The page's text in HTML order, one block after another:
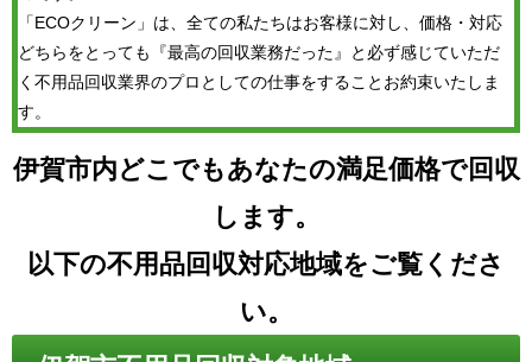
「ECOクリーン」は、全ての私たちはお客様に対し、価格・対応
どちらをとっても『最高の回収業務だった』と必ず感じていただ
く不用品回収業界のプロとしての仕事をすることお約束いたしま
す。
伊賀市内どこでもあなたの満足価格で回収
します。
以下の不用品回収対応地域をご覧くださ
い。